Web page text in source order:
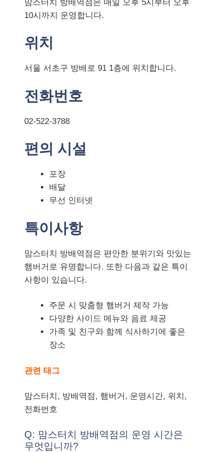
맘스터치 방배역점은 매일 오후 5시부터 오후
10시까지 운영합니다.
위치
서울 서초구 방배로 91 1층에 위치합니다.
전화번호
02-522-3788
편의 시설
포장
배달
무선 인터넷
특이사항
맘스터치 방배역점은 편안한 분위기와 맛있는
햄버거로 유명합니다. 또한 다음과 같은 특이
사항이 있습니다.
주문 시 맞춤형 햄버거 제작 가능
다양한 사이드 메뉴와 음료 제공
가족 및 친구와 함께 식사하기에 좋은
장소
관련 태그
맘스터치, 방배역점, 햄버거, 운영시간, 위치,
전화번호
Q: 맘스터치 방배역점의 운영 시간은
무엇입니까?